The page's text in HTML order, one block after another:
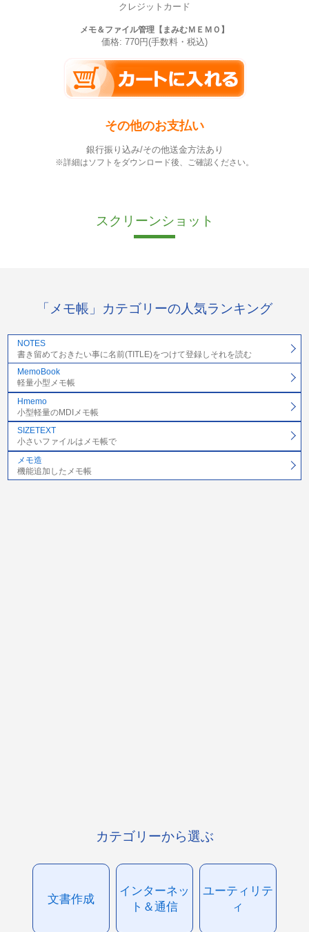
クレジットカード
メモ＆ファイル管理【まみむＭＥＭＯ】
価格: 770円(手数料・税込)
その他のお支払い
銀行振り込み/その他送金方法あり
※詳細はソフトをダウンロード後、ご確認ください。
スクリーンショット
「メモ帳」カテゴリーの人気ランキング
NOTES
書き留めておきたい事に名前(TITLE)をつけて登録しそれを読む
MemoBook
軽量小型メモ帳
Hmemo
小型軽量のMDIメモ帳
SIZETEXT
小さいファイルはメモ帳で
メモ造
機能追加したメモ帳
カテゴリーから選ぶ
文書作成
インターネッ
ト＆通信
ユーティリテ
ィ